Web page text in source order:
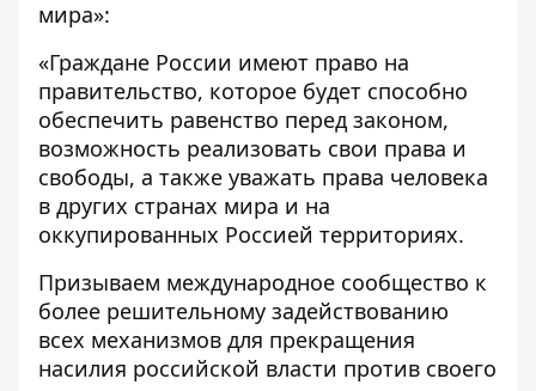
мира»:
«Граждане России имеют право на
правительство, которое будет способно
обеспечить равенство перед законом,
возможность реализовать свои права и
свободы, а также уважать права человека
в других странах мира и на
оккупированных Россией территориях.
Призываем международное сообщество к
более решительному задействованию
всех механизмов для прекращения
насилия российской власти против своего